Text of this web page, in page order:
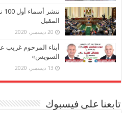
المقبل
20 ديسمبر، 2020
أبناء المرحوم غريب
السويس»
13 ديسمبر، 2020
تابعنا على فيسبوك